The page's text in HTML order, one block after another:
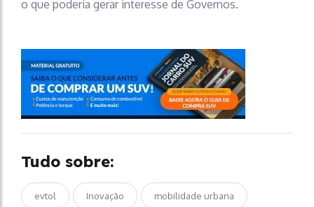
o que poderia gerar interesse de Governos.
Tudo sobre:
evtol Inovação mobilidade urbana